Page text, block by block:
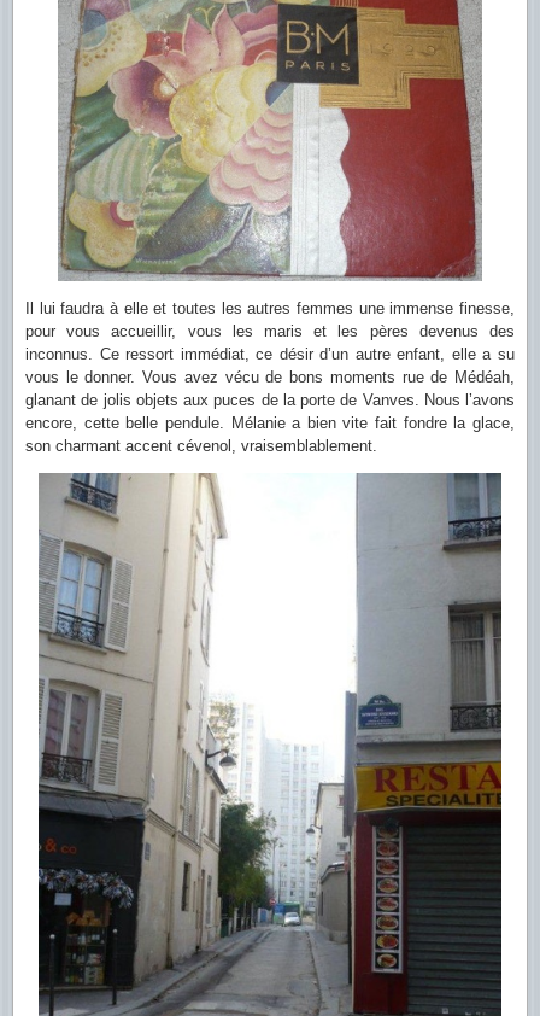
Il lui faudra à elle et toutes les autres femmes une immense finesse,
pour vous accueillir, vous les maris et les pères devenus des
inconnus. Ce ressort immédiat, ce désir d’un autre enfant, elle a su
vous le donner. Vous avez vécu de bons moments rue de Médéah,
glanant de jolis objets aux puces de la porte de Vanves. Nous l’avons
encore, cette belle pendule. Mélanie a bien vite fait fondre la glace,
son charmant accent cévenol, vraisemblablement.